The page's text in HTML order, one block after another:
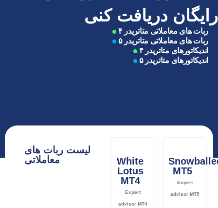
رایگان دریافت کنی
ربات های معاملاتی متاتریدر ۴
ربات های معاملاتی متاتریدر ۵
اندیکاتورهای متاتریدر ۴
اندیکاتورهای متاتریدر ۵
لیست ربات های
معاملاتی
White
Lotus
MT4
Expert
advisor MT4
MT5
Expert
advisor MT5